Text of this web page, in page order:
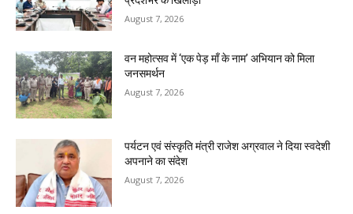
August 7, 2026
वन महोत्सव में ‘एक पेड़ माँ के नाम’ अभियान को मिला
जनसमर्थन
August 7, 2026
पर्यटन एवं संस्कृति मंत्री राजेश अग्रवाल ने दिया स्वदेशी
अपनाने का संदेश
August 7, 2026